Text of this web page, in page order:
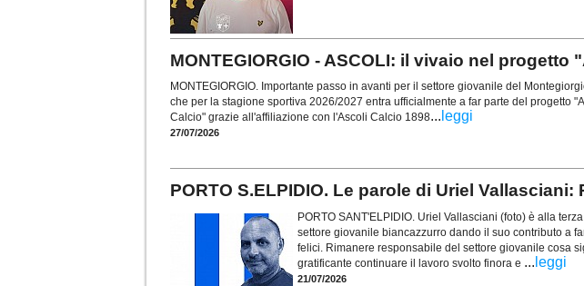
MONTEGIORGIO - ASCOLI: il vivaio nel progetto
MONTEGIORGIO. Importante passo in avanti per il settore giovanile del
che per la stagione sportiva 2026/2027 entra ufficialmente a far parte del progetto
Calcio" grazie all'affiliazione con l'Ascoli Calcio 1898... leggi
27/07/2026
PORTO S.ELPIDIO. Le parole di Uriel Vallasciani:
PORTO SANT'ELPIDIO. Uriel Vallasciani (foto) è alla
settore giovanile biancazzurro dando il suo contributo a
felici. Rimanere responsabile del settore giovanile cosa
gratificante continuare il lavoro svolto finora e ... leggi
21/07/2026